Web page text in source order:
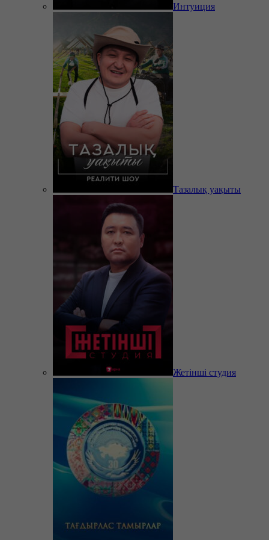
Интуиция
Тазалық уақыты
Жетінші студия